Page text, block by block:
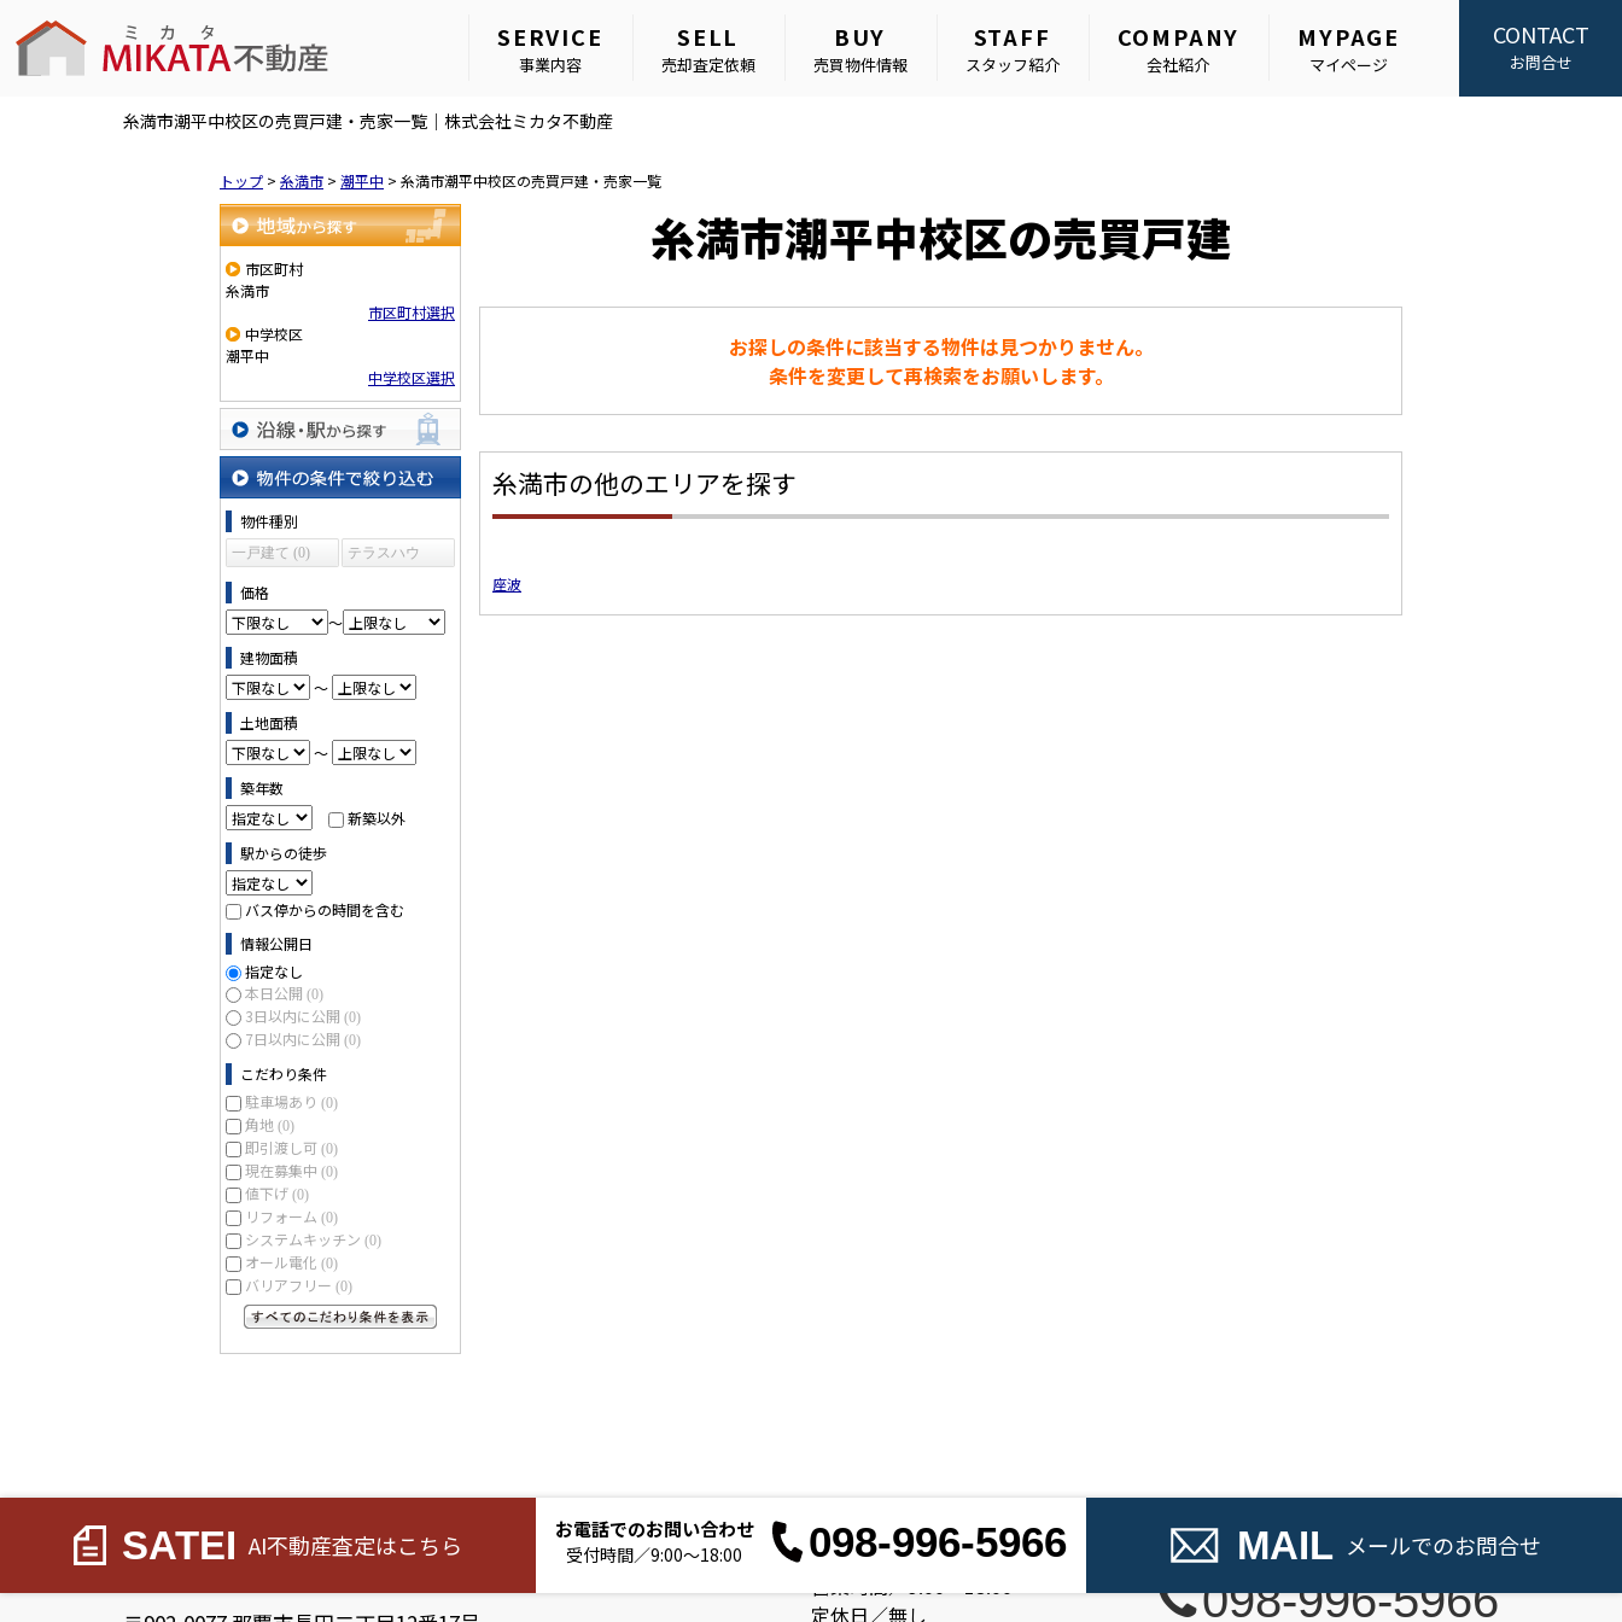
SERVICE
事業内容
SELL
売却査定依頼
BUY
売買物件情報
STAFF
スタッフ紹介
COMPANY
会社紹介
MYPAGE
マイページ
CONTACT
お問合せ
糸満市潮平中校区の売買戸建・売家一覧｜株式会社ミカタ不動産
トップ > 糸満市 > 潮平中 > 糸満市潮平中校区の売買戸建・売家一覧
地域から探す
市区町村
糸満市
市区町村選択
中学校区
潮平中
中学校区選択
沿線・駅から探す
物件の条件で絞り込む
物件種別
一戸建て (0)
テラスハウ
価格
～
建物面積
～
土地面積
～
築年数
新築以外
駅からの徒歩
バス停からの時間を含む
情報公開日
指定なし
本日公開 (0)
3日以内に公開 (0)
7日以内に公開 (0)
こだわり条件
駐車場あり (0)
角地 (0)
即引渡し可 (0)
現在募集中 (0)
値下げ (0)
リフォーム (0)
システムキッチン (0)
オール電化 (0)
バリアフリー (0)
糸満市潮平中校区の売買戸建
お探しの条件に該当する物件は見つかりません。
条件を変更して再検索をお願いします。
糸満市の他のエリアを探す
座波
SATEI AI不動産査定はこちら
お電話でのお問い合わせ
受付時間／9:00～18:00 098-996-5966 MAIL メールでのお問合せ
お電話でのお問い合わせ
定休日／無し
098-996-5966